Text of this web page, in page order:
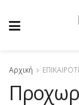
Αρχική